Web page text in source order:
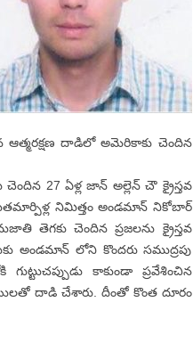
దాడిలో అమెరికాకు చెందిన
27 ఏళ్ల జాన్ అల్లెన్ చౌ క్రైస్తవ
నిమిత్తం అండమాన్ నికోబార్
తెగకు చెందిన ప్రజలను క్రైస్తవ
అండమాన్ లోని కొందరు సముద్రపు
కాకుండా ప్రవేశించిన
దాడి చేశారు. దీంతో కొంత దూరం